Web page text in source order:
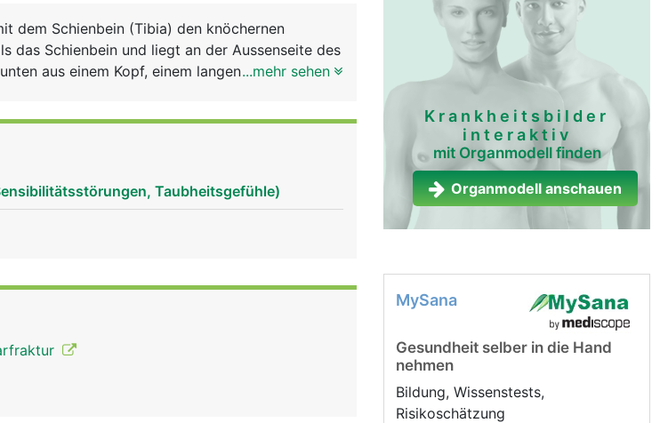
dem Schienbein (Tibia) den knöchernen
das Schienbein und liegt an der Aussenseite des
aus einem Kopf, einem langen Schaft und
...mehr sehen
Taubheitsgefühle)
Krankheitsbilder
interaktiv
mit Organmodell finden
Organmodell anschauen
MySana
Gesundheit selber in die Hand
nehmen
Bildung, Wissenstests,
Risikoschätzung